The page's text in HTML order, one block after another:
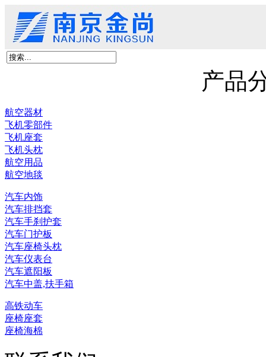
产品
航空器材
飞机零部件
飞机座套
飞机头枕
航空用品
航空地毯
汽车内饰
汽车排挡套
汽车手刹护套
汽车门护板
汽车座椅头枕
汽车仪表台
汽车遮阳板
汽车中盖,扶手箱
高铁动车
座椅座套
座椅海棉